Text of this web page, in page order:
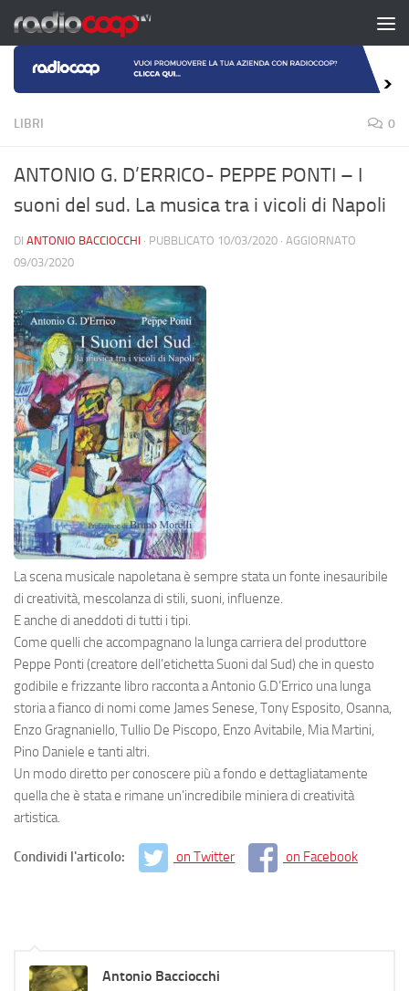
Salta al contenuto
LIBRI 0
ANTONIO G. D’ERRICO- PEPPE PONTI – I
suoni del sud. La musica tra i vicoli di Napoli
DI ANTONIO BACCIOCCHI · PUBBLICATO 10/03/2020 · AGGIORNATO
09/03/2020
La scena musicale napoletana è sempre stata un fonte inesauribile
di creatività, mescolanza di stili, suoni, influenze.
E anche di aneddoti di tutti i tipi.
Come quelli che accompagnano la lunga carriera del produttore
Peppe Ponti (creatore dell’etichetta Suoni dal Sud) che in questo
godibile e frizzante libro racconta a Antonio G.D’Errico una lunga
storia a fianco di nomi come James Senese, Tony Esposito, Osanna,
Enzo Gragnaniello, Tullio De Piscopo, Enzo Avitabile, Mia Martini,
Pino Daniele e tanti altri.
Un modo diretto per conoscere più a fondo e dettagliatamente
quella che è stata e rimane un’incredibile miniera di creatività
artistica.
Condividi l'articolo: on Twitter on Facebook
Antonio Bacciocchi